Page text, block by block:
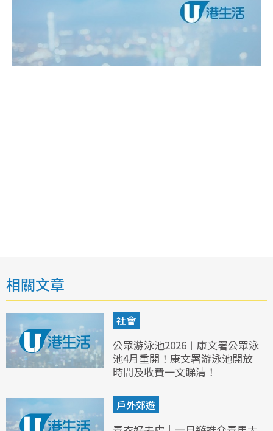
相關文章
社會
公眾游泳池2026︱康文署公眾泳
池4月重開！康文署游泳池開放
時間及收費一文睇清！
戶外郊遊